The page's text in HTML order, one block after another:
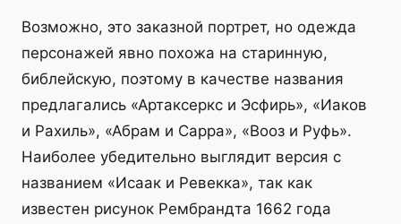
Возможно, это заказной портрет, но одежда
персонажей явно похожа на старинную,
библейскую, поэтому в качестве названия
предлагались «Артаксеркс и Эсфирь», «Иаков
и Рахиль», «Абрам и Сарра», «Вооз и Руфь».
Наиболее убедительно выглядит версия с
названием «Исаак и Ревекка», так как
известен рисунок Рембрандта 1662 года